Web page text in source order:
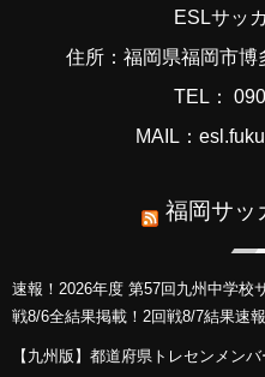
ESLサッ
住所：福岡県福岡市
TEL：
MAIL：
福岡サッ
速報！2026年度 第57回九州中学校
戦8/6全結果掲載！2回戦8/7結果速報
【九州版】都道府県トレセンメン